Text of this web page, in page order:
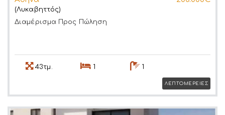
(Λυκαβηττός)
Διαμέρισμα Προς Πώληση
43τμ. 1 1
ΛΕΠΤΟΜΕΡΕΙΕΣ